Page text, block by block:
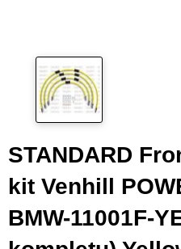
STANDARD
kit Venhill
BMW-11001F-